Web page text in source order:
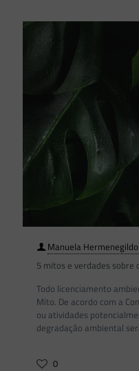
Manuela Hermenegildo
5 mitos e verdades
Todo licenciamento
Mito. De acordo com a
ou atividades
degradação ambiental
0